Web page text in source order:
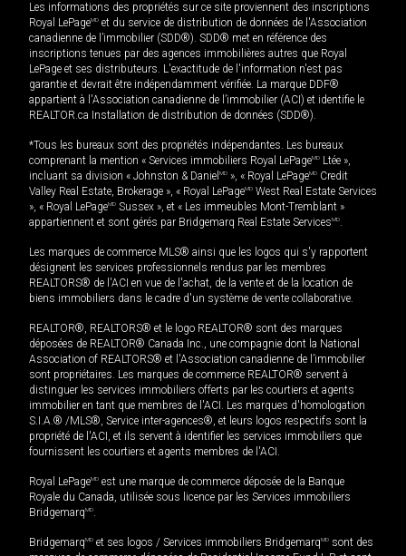
Les informations des propriétés sur ce site proviennent des inscriptions
Royal LePageMD et du service de distribution de données de l'Association
canadienne de l’immobilier (SDD®). SDD® met en référence des
inscriptions tenues par des agences immobilières autres que Royal
LePage et ses distributeurs. L'exactitude de l'information n'est pas
garantie et devrait être indépendamment vérifiée. La marque DDF®
appartient à l'Association canadienne de l’immobilier (ACI) et identifie le
REALTOR.ca Installation de distribution de données (SDD®).
*Tous les bureaux sont des propriétés indépendantes. Les bureaux
comprenant la mention « Services immobiliers Royal LePageMD Ltée »,
incluant sa division « Johnston & Daniel MD », « Royal LePageMD Credit
Valley Real Estate, Brokerage », « Royal LePageMD West Real Estate Services
», « Royal LePageMD Sussex », et « Les immeubles Mont-Tremblant »
appartiennent et sont gérés par Bridgemarq Real Estate ServicesMD.
Les marques de commerce MLS® ainsi que les logos qui s'y rapportent
désignent les services professionnels rendus par les membres
REALTORS® de l'ACI en vue de l'achat, de la vente et de la location de
biens immobiliers dans le cadre d'un système de vente collaborative.
REALTOR®, REALTORS® et le logo REALTOR® sont des marques
déposées de REALTOR® Canada Inc., une compagnie dont la National
Association of REALTORS® et l'Association canadienne de l’immobilier
sont propriétaires. Les marques de commerce REALTOR® servent à
distinguer les services immobiliers offerts par les courtiers et agents
immobilier en tant que membres de l'ACI. Les marques d'homologation
S.I.A.® /MLS®, Service inter-agences®, et leurs logos respectifs sont la
propriété de l'ACI, et ils servent à identifier les services immobiliers que
fournissent les courtiers et agents membres de l'ACI.
Royal LePageMD est une marque de commerce déposée de la Banque
Royale du Canada, utilisée sous licence par les Services immobiliers
BridgemarqMD.
BridgemarqMD et ses logos / Services immobiliers BridgemarqMD sont des